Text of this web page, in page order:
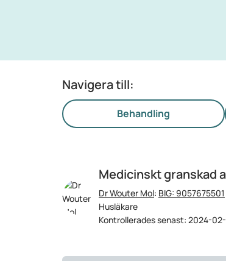
Navigera till:
Behandling
Medicinskt granskad
Dr Wouter Mol: BIG: 9057675501
Husläkare
Kontrollerades senast: 2024-